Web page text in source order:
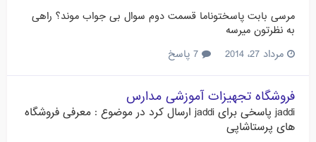
مرسی بابت پاسختوناما قسمت دوم سوال بی جواب موند؟ راهی
به نظرتون میرسه
مرداد 27، 2014
فروشگاه تجهیزات آموزشی مدارس
jaddi پاسخی برای jaddi ارسال کرد در موضوع : معرفی فروشگاه
های پرستاشاپی